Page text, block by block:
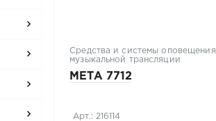
Средства и системы оповещения,
музыкальной трансляции
МЕТА 7712
Арт.: 216114